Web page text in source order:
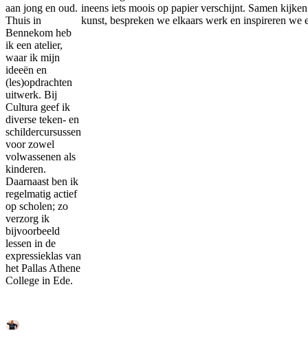
aan jong en oud.
Thuis in
Bennekom heb
ik een atelier,
waar ik mijn
ideeën en
(les)opdrachten
uitwerk. Bij
Cultura geef ik
diverse teken- en
schildercursussen
voor zowel
volwassenen als
kinderen.
Daarnaast ben ik
regelmatig actief
op scholen; zo
verzorg ik
bijvoorbeeld
lessen in de
expressieklas van
het Pallas Athene
College in Ede.
ineens iets moois op papier verschijnt. Samen
kunst, bespreken we elkaars werk en inspireren we